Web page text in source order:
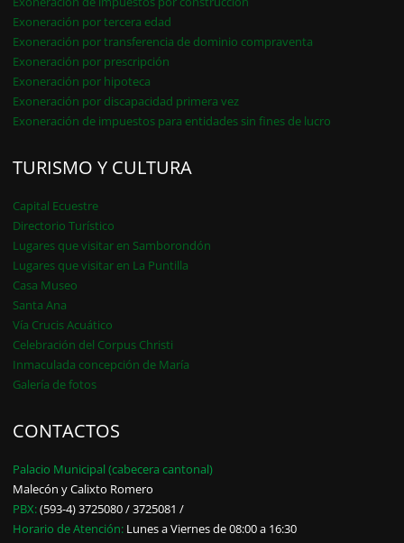
Exoneración por tercera edad
Exoneración por transferencia de dominio compraventa
Exoneración por prescripción
Exoneración por hipoteca
Exoneración por discapacidad primera vez
Exoneración de impuestos para entidades sin fines de lucro
TURISMO Y CULTURA
Capital Ecuestre
Directorio Turístico
Lugares que visitar en Samborondón
Lugares que visitar en La Puntilla
Casa Museo
Santa Ana
Vía Crucis Acuático
Celebración del Corpus Christi
Inmaculada concepción de María
Galería de fotos
CONTACTOS
Palacio Municipal (cabecera cantonal)
Malecón y Calixto Romero
PBX:(593-4) 3725080 / 3725081 /
Horario de Atención: Lunes a Viernes de 08:00 a 16:30